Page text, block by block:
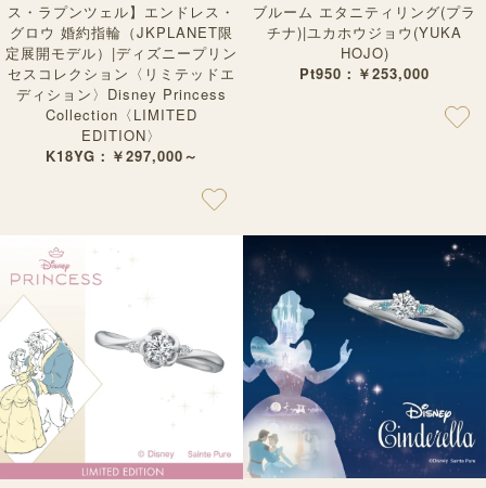
ス・ラプンツェル】エンドレス・
グロウ 婚約指輪（JKPLANET限
定展開モデル）|ディズニープリン
セスコレクション〈リミテッドエ
ディション〉Disney Princess
Collection〈LIMITED
EDITION〉
K18YG：￥297,000～
ブルーム エタニティリング(プラ
チナ)|ユカホウジョウ(YUKA
HOJO)
Pt950：￥253,000